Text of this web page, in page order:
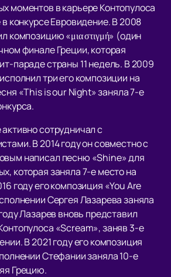
моментов в карьере Контопулоса
в конкурсе Евровидение. В 2008
композицию «μια στιγμή» (один
финале Греции, которая
параде страны 11 недель. В 2009
три его композиции на
«This is our Night» заняла 7-е
сотрудничал с
В 2014 году он совместно с
написал песню «Shine» для
которая заняла 7-е место на
году его композиция «You Are
Сергея Лазарева заняла
Лазарев вновь представил
«Scream», заняв 3-е
В 2021 году его композиция
Стефании заняла 10-е
Грецию.